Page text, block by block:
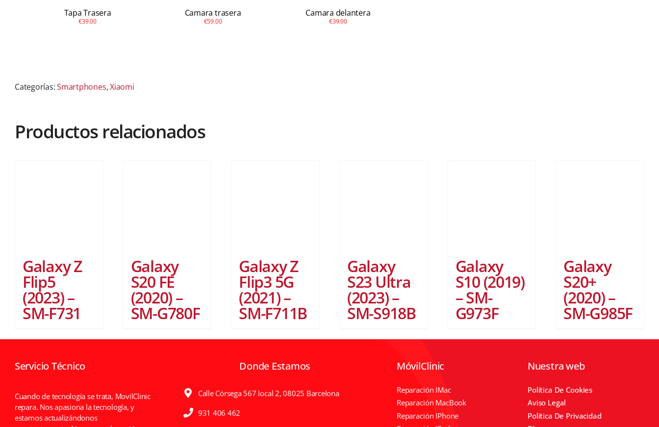
Tapa Trasera
€39.00
Camara trasera
€59.00
Camara delantera
€39.00
Categorías:Smartphones,Xiaomi
Productos relacionados
Galaxy Z
Flip5
(2023) –
SM-F731
Galaxy
S20 FE
(2020) –
SM-G780F
Galaxy Z
Flip3 5G
(2021) –
SM-F711B
Galaxy
S23 Ultra
(2023) –
SM-S918B
Galaxy
S10 (2019)
– SM-
G973F
Galaxy
S20+
(2020) –
SM-G985F
Servicio Técnico
Cuando de tecnología se trata, MovilClinic
repara. Nos apasiona la tecnología, y
estamos actualizándonos
Donde Estamos
Calle Córsega 567 local 2, 08025 Barcelona
931 406 462
MóvilClinic
Reparación IMac
Reparación MacBook
Reparación IPhone
Nuestra web
Política De Cookies
Aviso Legal
Política De Privacidad